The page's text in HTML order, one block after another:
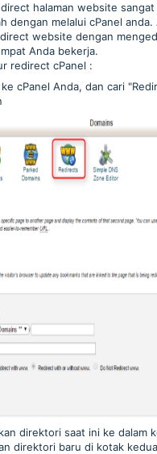
halaman website sangat
dengan melalui cPanel
website dengan
Anda bekerja.
redirect cPanel :
cPanel Anda, dan cari
direktori saat ini ke dalam
direktori baru di kotak kedua